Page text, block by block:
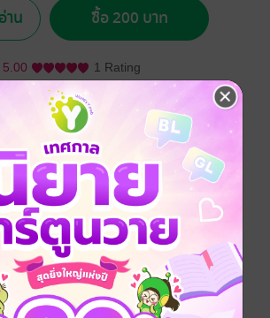
าน ซื้อ 200 บาท
5.00 1 Rating
อเป็นของขวัญ ติดตาม แชร์
ตรสำคัญในฟิสิกส์โลกและดาราศาสต์
รับการสอบโอเน็ต รวมทั้งเฉลยละเอียด
ต56,57,58,59และแนวข้อสอบโอเน็ตใหม่
เรียน ม.4,5,6 ทั้งสายวิทย์และสายศิลป์ที่
สือน้อย สามารถอ่านเข้าใจง่าย ช่วยให้การ
ความมั่นใจในการสอบ และเพิ่มคะแนน